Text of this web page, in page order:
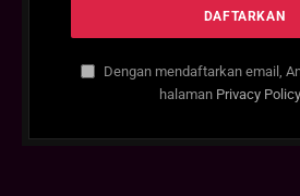
Dengan mendaftarkan email,
halaman Privacy Policy